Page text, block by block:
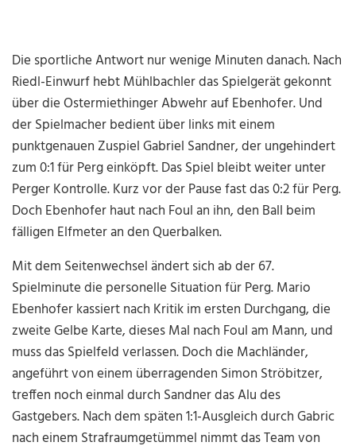
Die sportliche Antwort nur wenige Minuten danach. Nach
Riedl-Einwurf hebt Mühlbachler das Spielgerät gekonnt
über die Ostermiethinger Abwehr auf Ebenhofer. Und
der Spielmacher bedient über links mit einem
punktgenauen Zuspiel Gabriel Sandner, der ungehindert
zum 0:1 für Perg einköpft. Das Spiel bleibt weiter unter
Perger Kontrolle. Kurz vor der Pause fast das 0:2 für Perg.
Doch Ebenhofer haut nach Foul an ihn, den Ball beim
fälligen Elfmeter an den Querbalken.
Mit dem Seitenwechsel ändert sich ab der 67.
Spielminute die personelle Situation für Perg. Mario
Ebenhofer kassiert nach Kritik im ersten Durchgang, die
zweite Gelbe Karte, dieses Mal nach Foul am Mann, und
muss das Spielfeld verlassen. Doch die Machländer,
angeführt von einem überragenden Simon Ströbitzer,
treffen noch einmal durch Sandner das Alu des
Gastgebers. Nach dem späten 1:1-Ausgleich durch Gabric
nach einem Strafraumgetümmel nimmt das Team von